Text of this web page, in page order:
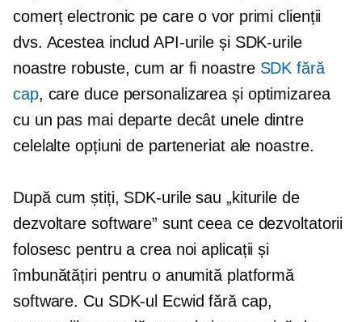
comerț electronic pe care o vor primi clienții
dvs. Acestea includ API-urile și SDK-urile
noastre robuste, cum ar fi noastre SDK fără
cap, care duce personalizarea și optimizarea
cu un pas mai departe decât unele dintre
celelalte opțiuni de parteneriat ale noastre.
După cum știți, SDK-urile sau „kiturile de
dezvoltare software” sunt ceea ce dezvoltatorii
folosesc pentru a crea noi aplicații și
îmbunătățiri pentru o anumită platformă
software. Cu SDK-ul Ecwid fără cap,